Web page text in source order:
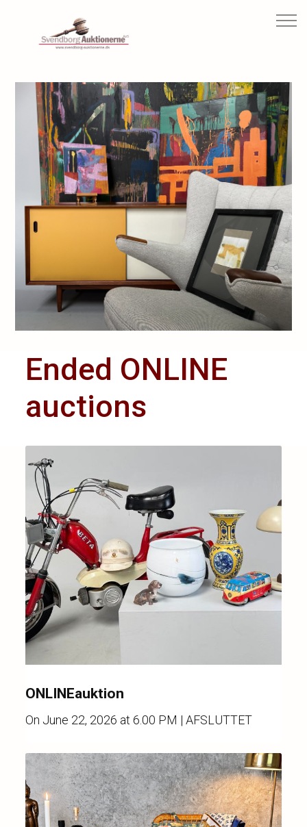
Ended ONLINE
auctions
ONLINEauktion
On June 22, 2026 at 6.00 PM | AFSLUTTET